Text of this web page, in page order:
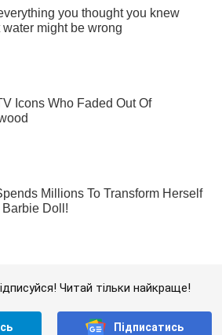
Читай тільки найкраще!
Підписатись